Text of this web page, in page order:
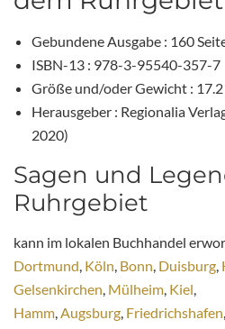
Gebundene Ausgabe : 160
ISBN-13 : 978-3-95540-357-7
Größe und/oder Gewicht : 17.2
Herausgeber : Regionalia
2020)
Sagen und
Ruhrgebiet
kann im lokalen Buchhandel
Dortmund, Köln, Bonn, Duisburg,
Gelsenkirchen, Mülheim, Kiel,
Hamm,Augsburg, Friedrichshafen,